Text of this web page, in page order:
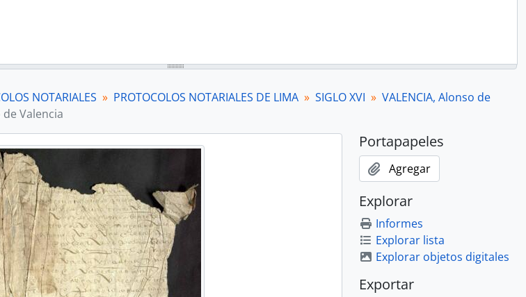
NOTARIALES PROTOCOLOS NOTARIALES DE LIMA SIGLO XVI
VALENCIA, Alonso de
Valencia
Portapapeles
Agregar
Explorar
Informes
Explorar lista
Explorar objetos digitales
Exportar